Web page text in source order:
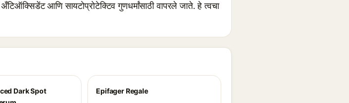
आणि सायटोप्रोटेक्टिव गुणधर्मांसाठी वापरले जाते. हे त्वचा
Dark Spot
Epifager Regale